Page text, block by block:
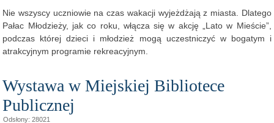
Nie wszyscy uczniowie na czas wakacji wyjeżdżają z miasta. Dlatego
Pałac Młodzieży, jak co roku, włącza się w akcję „Lato w Mieście”,
podczas której dzieci i młodzież mogą uczestniczyć w bogatym i
atrakcyjnym programie rekreacyjnym.
Wystawa w Miejskiej Bibliotece
Publicznej
Odsłony: 28021